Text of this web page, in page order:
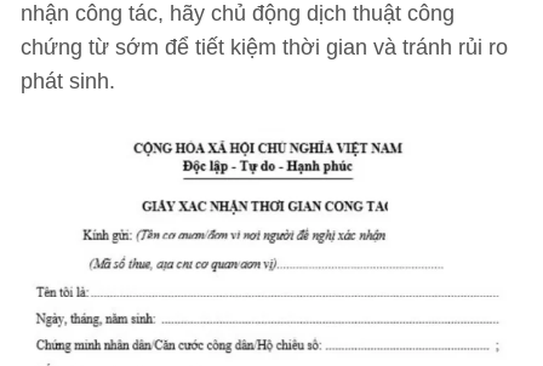
nhận công tác, hãy chủ động dịch thuật công
chứng từ sớm để tiết kiệm thời gian và tránh rủi ro
phát sinh.